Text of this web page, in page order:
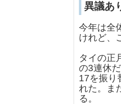
異議あ
今年は全
けれど、
タイの正
の3連休
17を振り
れた。ま
る。